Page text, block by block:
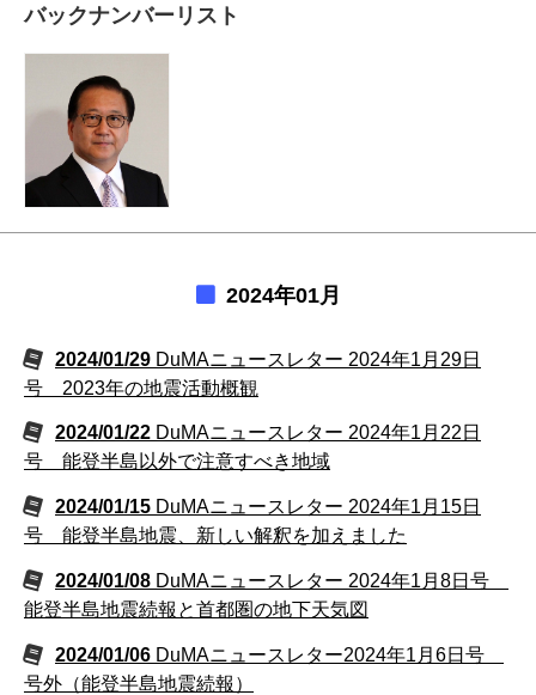
バックナンバーリスト
2024年01月
2024/01/29 DuMAニュースレター 2024年1月29日
号 2023年の地震活動概観
2024/01/22 DuMAニュースレター 2024年1月22日
号 能登半島以外で注意すべき地域
2024/01/15 DuMAニュースレター 2024年1月15日
号 能登半島地震、新しい解釈を加えました
2024/01/08 DuMAニュースレター 2024年1月8日号
能登半島地震続報と首都圏の地下天気図
2024/01/06 DuMAニュースレター2024年1月6日号
号外（能登半島地震続報）